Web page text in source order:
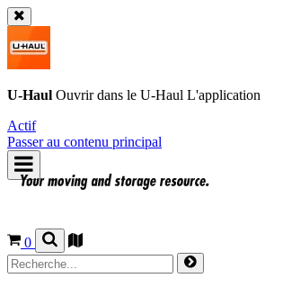
U-Haul Ouvrir dans le U-Haul L'application
Actif
Passer au contenu principal
0